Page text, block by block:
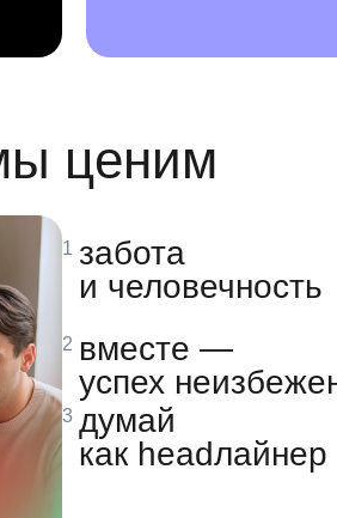
ценим
забота
и человечность
вместе —
успех
думай
как headлайнер